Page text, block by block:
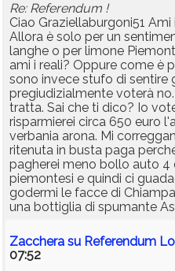
Re: Referendum !
Ciao Graziellaburgoni51
Allora è solo per un
langhe o per limone
ami i reali? Oppure come è
sono invece stufo di sentire
pregiudizialmente voterà
tratta. Sai che ti dico? Io
risparmierei circa 650 euro
verbania arona. Mi
ritenuta in busta paga
pagherei meno bollo auto
piemontesi e quindi ci
godermi le facce di
una bottiglia di spumante
Zacchera su Referendum
07:52